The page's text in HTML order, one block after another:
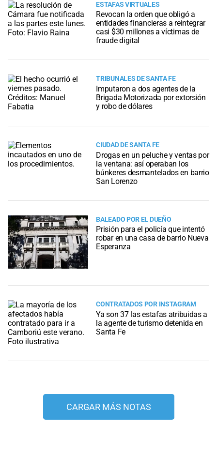
ESTAFAS VIRTUALES
Revocan la orden que obligó a
entidades financieras a reintegrar
casi $30 millones a víctimas de
fraude digital
TRIBUNALES DE SANTA FE
Imputaron a dos agentes de la
Brigada Motorizada por extorsión
y robo de dólares
CIUDAD DE SANTA FE
Drogas en un peluche y ventas por
la ventana: así operaban los
búnkeres desmantelados en barrio
San Lorenzo
BALEADO POR EL DUEÑO
Prisión para el policía que intentó
robar en una casa de barrio Nueva
Esperanza
CONTRATADOS POR INSTAGRAM
Ya son 37 las estafas atribuidas a
la agente de turismo detenida en
Santa Fe
CARGAR MÁS NOTAS